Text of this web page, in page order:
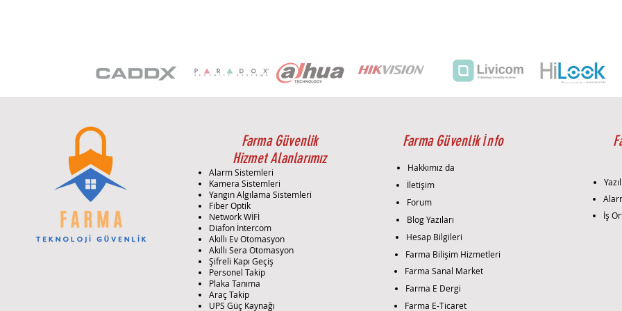
200
Omni-
3 Years
Farma Güvenlik
Hizmet Alanlarımız
Alarm Sistemleri
Kamera Sistemleri
Yangın Algılama Sistemleri
Fiber Optik
Network WİFİ
Diafon İntercom
Akıllı Ev Otomasyon
Akıllı Sera Otomasyon
Şifreli Kapı Geçiş
Personel Takip
Plaka Tanıma
Araç Takip
UPS Güç Kaynağı
Farma Güvenlik İnfo
Hakkımız da
İletişim
Forum
Blog Yazıları
Hesap Bilgileri
Farma Bilişim Hizmetleri
Farma Sanal Market
Farma E Dergi
Farma E-Ticaret
İş